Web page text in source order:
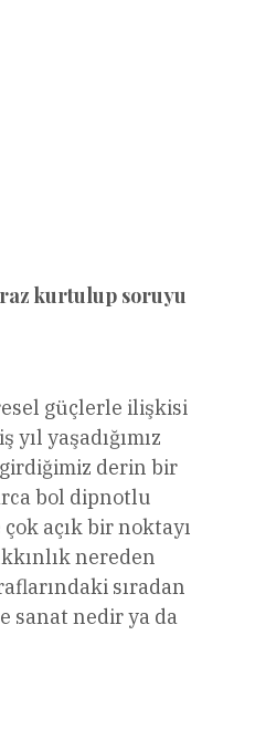
kurtulup soruyu
güçlerle ilişkisi
yaşadığımız
derin bir
bol dipnotlu
açık bir noktayı
nereden
sıradan
sanat nedir ya da